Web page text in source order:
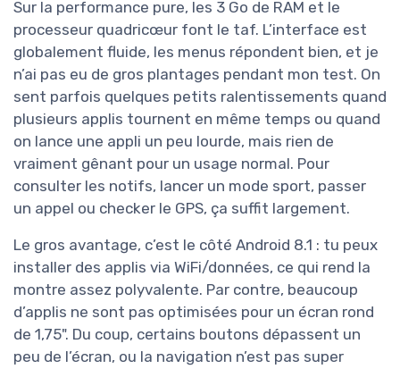
Sur la performance pure, les 3 Go de RAM et le
processeur quadricœur font le taf. L’interface est
globalement fluide, les menus répondent bien, et je
n’ai pas eu de gros plantages pendant mon test. On
sent parfois quelques petits ralentissements quand
plusieurs applis tournent en même temps ou quand
on lance une appli un peu lourde, mais rien de
vraiment gênant pour un usage normal. Pour
consulter les notifs, lancer un mode sport, passer
un appel ou checker le GPS, ça suffit largement.
Le gros avantage, c’est le côté Android 8.1 : tu peux
installer des applis via WiFi/données, ce qui rend la
montre assez polyvalente. Par contre, beaucoup
d’applis ne sont pas optimisées pour un écran rond
de 1,75". Du coup, certains boutons dépassent un
peu de l’écran, ou la navigation n’est pas super